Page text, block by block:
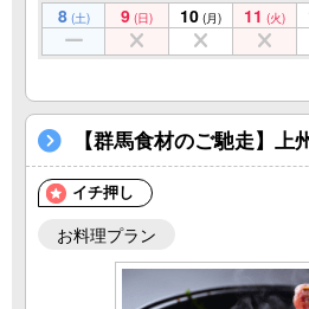
8 (土) 9 (日) 10 (月) 11 (火)
【群馬食材のご馳走】
イチ押し
お料理プラン